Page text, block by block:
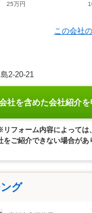
25万円
この会社
2-20-21
社を含めた会社紹介
フォーム内容によっては、
をご紹介できない場合があ
グ